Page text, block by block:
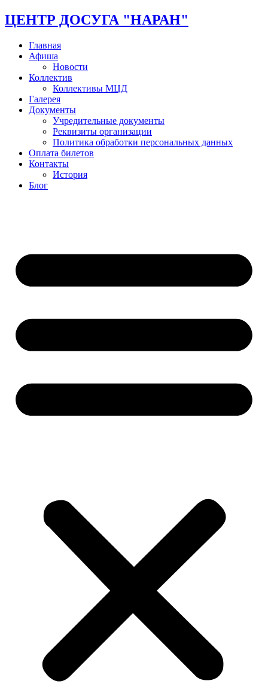
ЦЕНТР ДОСУГА "НАРАН"
Главная
Афиша
Новости
Коллектив
Коллективы МЦД
Галерея
Документы
Учредительные документы
Реквизиты организации
Политика обработки персональных данных
Оплата билетов
Контакты
История
Блог